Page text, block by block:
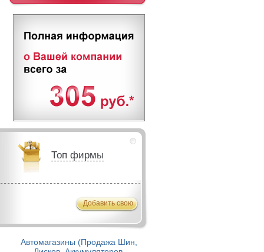
Топ фирмы
Добавить свою
Автомагазины (Продажа Шин,